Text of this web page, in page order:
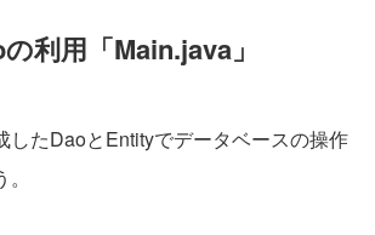
利用「Main.java」
たDaoとEntityでデータベースの操作